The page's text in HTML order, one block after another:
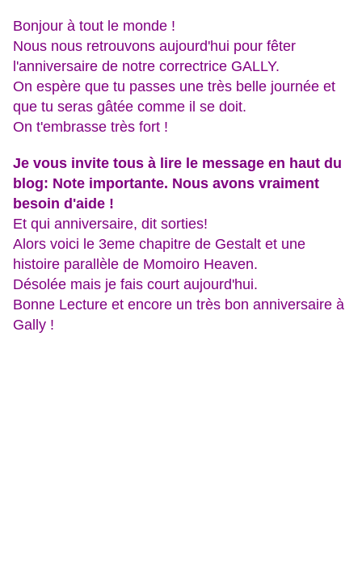
Bonjour à tout le monde !
Nous nous retrouvons aujourd'hui pour fêter
l'anniversaire de notre correctrice GALLY.
On espère que tu passes une très belle journée et
que tu seras gâtée comme il se doit.
On t'embrasse très fort !
Je vous invite tous à lire le message en haut du
blog: Note importante. Nous avons vraiment
besoin d'aide !
Et qui anniversaire, dit sorties!
Alors voici le 3eme chapitre de Gestalt et une
histoire parallèle de Momoiro Heaven.
Désolée mais je fais court aujourd'hui.
Bonne Lecture et encore un très bon anniversaire à
Gally !